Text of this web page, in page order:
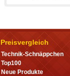
Preisvergleich
Technik-Schnäppchen
Top100
Neue Produkte